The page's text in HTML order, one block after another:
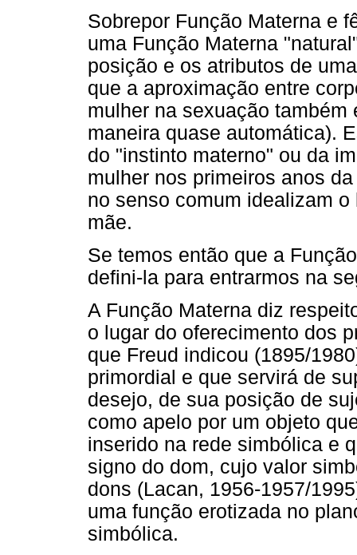
Sobrepor Função Materna e
uma Função Materna
posição e os atributos de
que a aproximação entre
mulher na sexuação
maneira quase automática).
do "instinto materno" ou da
mulher nos primeiros anos
no senso comum idealizam
mãe.
Se temos então que a
defini-la para entrarmos na
A Função Materna diz
o lugar do oferecimento dos
que Freud indicou (1895/
primordial e que servirá de
desejo, de sua posição de
como apelo por um objeto
inserido na rede simbólica e
signo do dom, cujo valor
dons (Lacan, 1956-1957/
uma função erotizada no
simbólica.